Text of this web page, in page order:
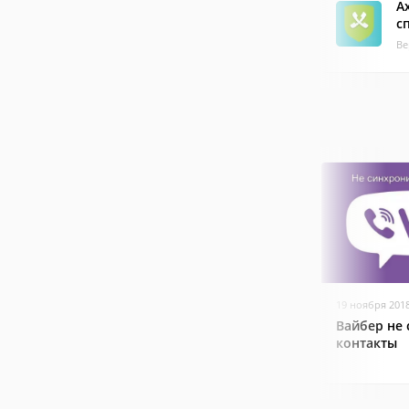
19 ноября
Вайбер не
контакты